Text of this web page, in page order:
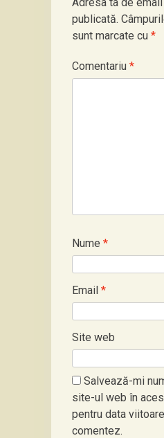
publicată.
sunt marcate cu *
Comentariu *
Nume *
Email *
Site web
Salvează-mi
site-ul web în
pentru data
comentez.